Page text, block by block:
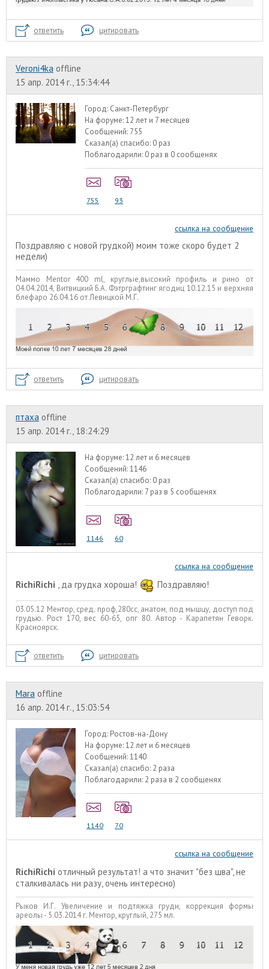
ответить цитировать
Veroni4ka offline
15 апр. 2014 г., 15:34:44
Город: Санкт-Петербург
На форуме:12 лет и 7 месяцев
Сообщений: 755
Сказал(а) спасибо: 0 раз
Поблагодарили: 0 раз в 0 сообщенях
755 93
ссылка на сообщение
Поздравляю с новой грудкой) моим тоже скоро будет 2
недели)
Маммо Mentor 400 ml, круглые,высокий профиль и рино от
04.04.2014, Витвицкий Б.А. Фэтрграфтинг ягодиц 10.12.15 и верхняя
блефаро 26.04.16 от Левицкой М.Г.
ответить цитировать
птаха offline
15 апр. 2014 г., 18:24:29
На форуме:12 лет и 6 месяцев
Сообщений:1146
Сказал(а) спасибо: 0 раз
Поблагодарили: 7 раз в 5 сообщенях
1146 60
ссылка на сообщение
RichiRichi , да грудка хороша! Поздравляю!
03.05.12 Ментор, сред. проф,280сс, анатом, под мышцу, доступ под
грудью. Рост 170, вес 60-65, опг 80. Автор - Карапетян Геворк.
Красноярск.
ответить цитировать
Mara offline
16 апр. 2014 г., 15:03:54
Город: Ростов-на-Дону
На форуме:12 лет и 6 месяцев
Сообщений:1140
Сказал(а) спасибо: 2 раза
Поблагодарили: 2 раза в 2 сообщенях
1140 70
ссылка на сообщение
RichiRichi отличный результат! а что значит "без шва", не
сталкивалась ни разу, очень интересно)
Рыков И.Г. Увеличение и подтяжка груди, коррекция формы
ареолы - 5.03.2014 г. Ментор, круглый, 275 мл.